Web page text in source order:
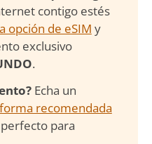
contigo estés
opción de eSIM y
exclusivo
.
Echa un
recomendada
para